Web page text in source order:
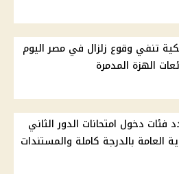
تنفي وقوع زلزال في مصر اليوم
الهزة المدمرة
فئات دخول امتحانات الدور الثاني
العامة بالدرجة كاملة والمستندات